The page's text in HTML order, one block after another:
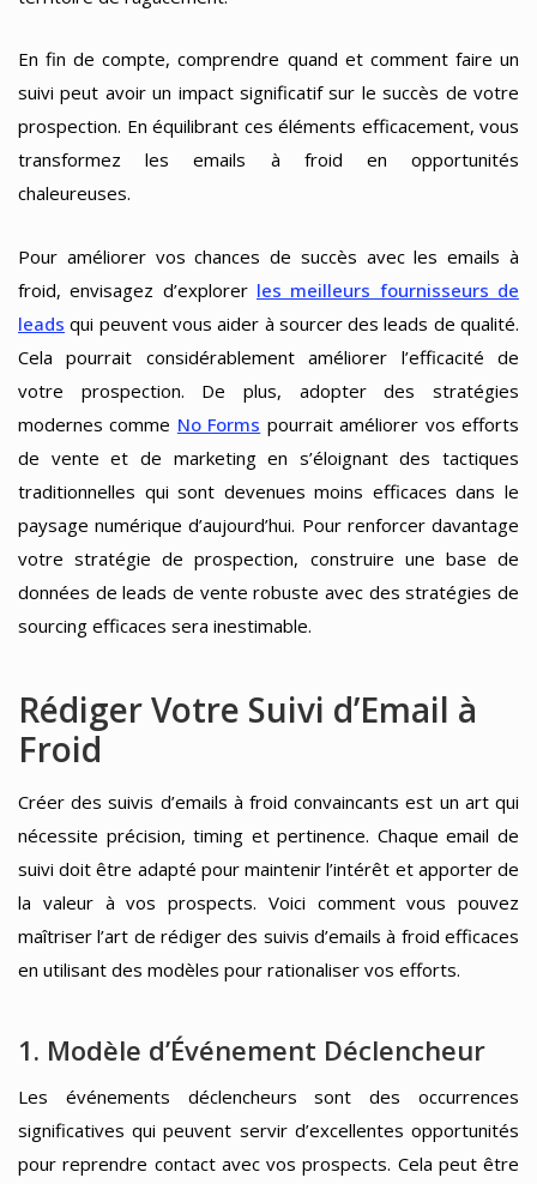
En fin de compte, comprendre quand et comment faire un
suivi peut avoir un impact significatif sur le succès de votre
prospection. En équilibrant ces éléments efficacement, vous
transformez les emails à froid en opportunités
chaleureuses.
Pour améliorer vos chances de succès avec les emails à
froid, envisagez d’explorer les meilleurs fournisseurs de
leads qui peuvent vous aider à sourcer des leads de qualité.
Cela pourrait considérablement améliorer l’efficacité de
votre prospection. De plus, adopter des stratégies
modernes comme No Forms pourrait améliorer vos efforts
de vente et de marketing en s’éloignant des tactiques
traditionnelles qui sont devenues moins efficaces dans le
paysage numérique d’aujourd’hui. Pour renforcer davantage
votre stratégie de prospection, construire une base de
données de leads de vente robuste avec des stratégies de
sourcing efficaces sera inestimable.
Rédiger Votre Suivi d’Email à
Froid
Créer des suivis d’emails à froid convaincants est un art qui
nécessite précision, timing et pertinence. Chaque email de
suivi doit être adapté pour maintenir l’intérêt et apporter de
la valeur à vos prospects. Voici comment vous pouvez
maîtriser l’art de rédiger des suivis d’emails à froid efficaces
en utilisant des modèles pour rationaliser vos efforts.
1. Modèle d’Événement Déclencheur
Les événements déclencheurs sont des occurrences
significatives qui peuvent servir d’excellentes opportunités
pour reprendre contact avec vos prospects. Cela peut être